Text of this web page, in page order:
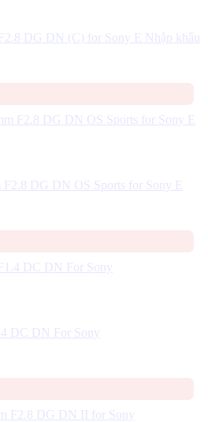
DG DN (C) for Sony E Nhập khẩu
₫.
DG DN OS Sports for Sony E
₫.
DC DN For Sony
₫.